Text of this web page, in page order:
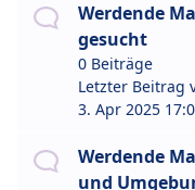
Werdende
gesucht
0 Beiträge
Letzter Beitrag
3. Apr 2025
Werdende
und